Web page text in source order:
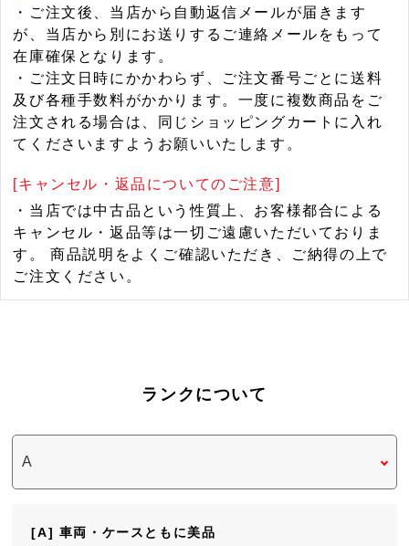
・ご注文後、当店から自動返信メールが届きます
が、当店から別にお送りするご連絡メールをもって
在庫確保となります。
・ご注文日時にかかわらず、ご注文番号ごとに送料
及び各種手数料がかかります。一度に複数商品をご
注文される場合は、同じショッピングカートに入れ
てくださいますようお願いいたします。
[キャンセル・返品についてのご注意]
・当店では中古品という性質上、お客様都合による
キャンセル・返品等は一切ご遠慮いただいておりま
す。 商品説明をよくご確認いただき、ご納得の上で
ご注文ください。
ランクについて
[A] 車両・ケースともに美品